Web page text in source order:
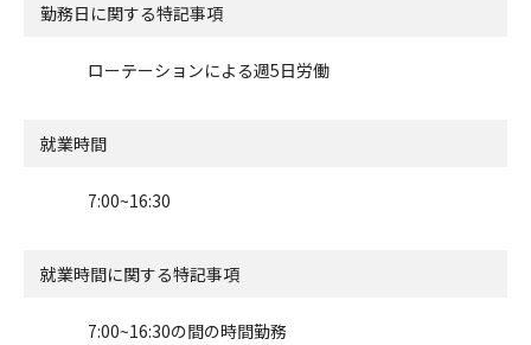
勤務日に関する特記事項
ローテーションによる週5日労働
就業時間
7:00~16:30
就業時間に関する特記事項
7:00~16:30の間の時間勤務